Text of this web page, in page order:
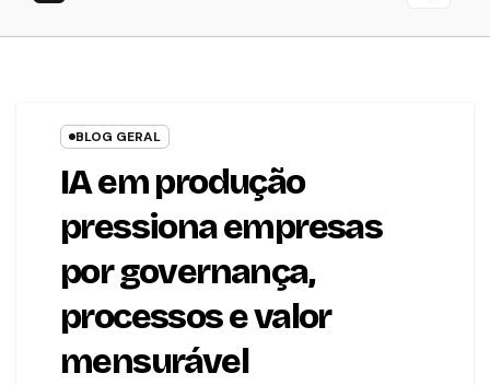
BLOG GERAL
IA em produção
pressiona empresas
por governança,
processos e valor
mensurável